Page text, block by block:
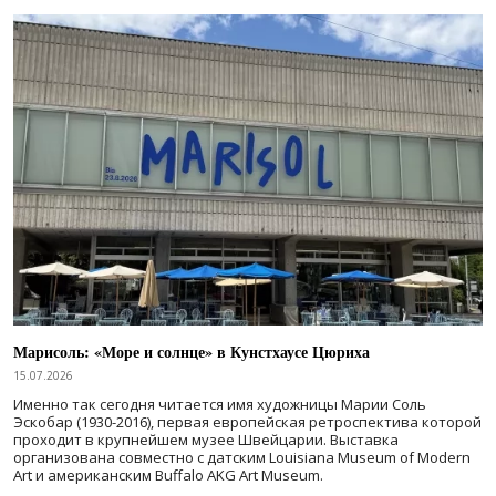
Марисоль: «Море и солнце» в Кунстхаусе Цюриха
15.07.2026
Именно так сегодня читается имя художницы Марии Соль
Эскобар (1930-2016), первая европейская ретроспектива которой
проходит в крупнейшем музее Швейцарии. Выставка
организована совместно с датским Louisiana Museum of Modern
Art и американским Buffalo AKG Art Museum.